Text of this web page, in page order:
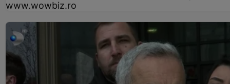
www.wowbiz.ro